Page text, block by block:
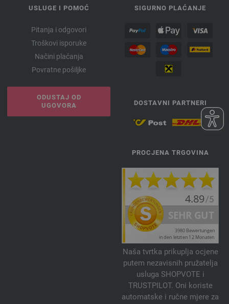
USLUGE I POMOĆ
Pitanja i odgovori
Troškovi isporuke
Načini plaćanja
Povratne pošiljke
ODUSTAJ OD
UGOVORA
SIGURNO PLAĆANJE
DOSTAVNI PARTNERI
PROCJENA TRGOVINA
Naša tvrtka prikuplja ocjene
putem nezavisnih pružatelja
usluga SHOPVOTE i
TRUSTPILOT. Oni koriste
automatske i ručne mjere za